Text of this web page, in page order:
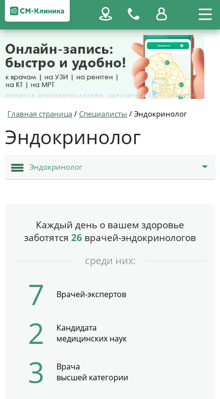
Главная страница / Специалисты / Эндокринолог
Эндокринолог
Эндокринолог
Каждый день о вашем здоровье
заботятся 26 врачей-эндокринологов
среди них:
7 Врачей-экспертов
2
Кандидата
медицинских наук
3
Врача
высшей категории